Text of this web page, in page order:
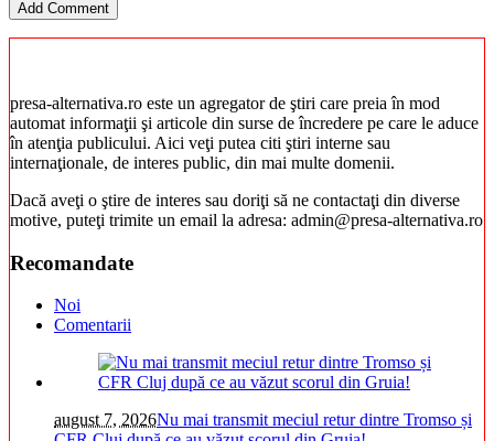
presa-alternativa.ro este un agregator de ştiri care preia în mod
automat informaţii şi articole din surse de încredere pe care le aduce
în atenţia publicului. Aici veţi putea citi ştiri interne sau
internaţionale, de interes public, din mai multe domenii.
Dacă aveţi o ştire de interes sau doriţi să ne contactaţi din diverse
motive, puteţi trimite un email la adresa: admin@presa-alternativa.ro
Recomandate
Noi
Comentarii
august 7, 2026Nu mai transmit meciul retur dintre Tromso și